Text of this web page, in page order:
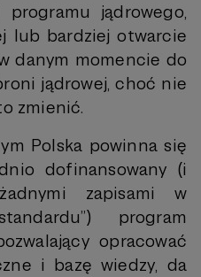
programu jądrowego,
lub bardziej otwarcie
danym momencie do
jądrowej, choć nie
zmienić.
Polska powinna się
dofinansowany (i
zapisami w
program
opracować
i bazę wiedzy, da